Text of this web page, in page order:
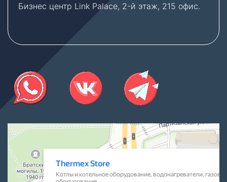
Бизнес центр Link Palace, 2-й этаж, 215 офис.
Thermex Store
Котлы и котельное оборудование в Санкт‑Петербурге
Водонагреватели в Санкт‑Петербурге